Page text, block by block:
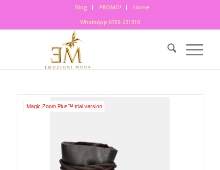
Blog PROMO!
Home
WhatsApp 0769-231310
Magic Zoom Plus™ trial version